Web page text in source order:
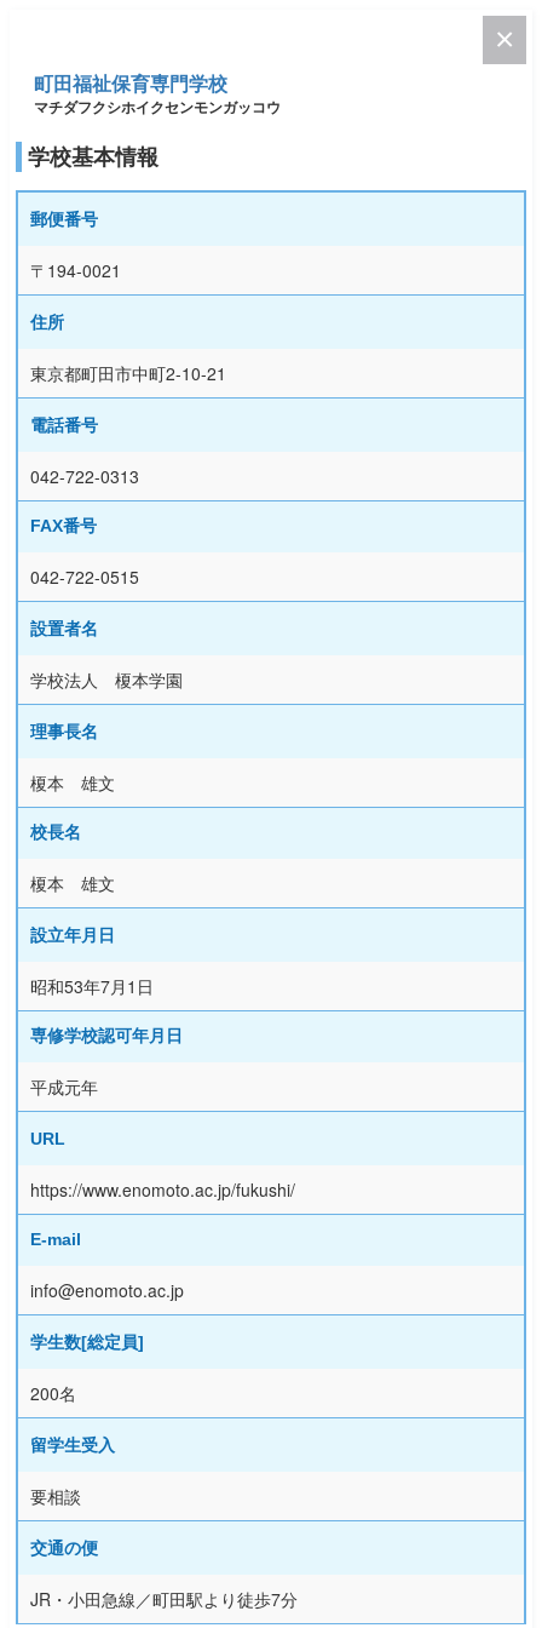
町田福祉保育専門学校
マチダフクシホイクセンモンガッコウ
学校基本情報
郵便番号
〒194-0021
住所
東京都町田市中町2-10-21
電話番号
042-722-0313
FAX番号
042-722-0515
設置者名
学校法人 榎本学園
理事長名
榎本 雄文
校長名
榎本 雄文
設立年月日
昭和53年7月1日
専修学校認可年月日
平成元年
URL
https://www.enomoto.ac.jp/fukushi/
E-mail
info@enomoto.ac.jp
学生数[総定員]
200名
留学生受入
要相談
交通の便
JR・小田急線／町田駅より徒歩7分